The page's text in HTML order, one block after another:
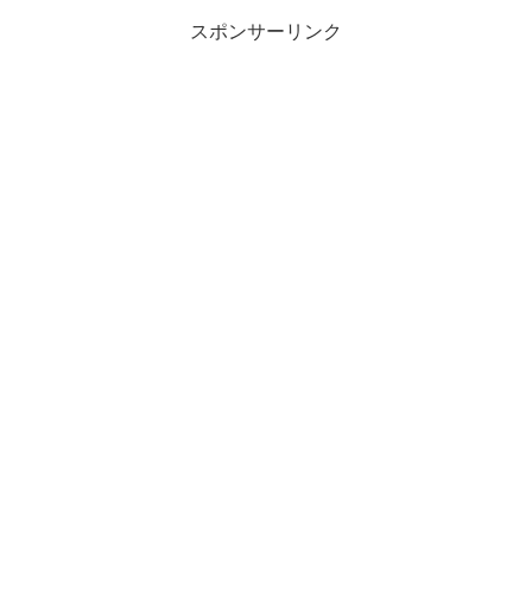
スポンサーリンク